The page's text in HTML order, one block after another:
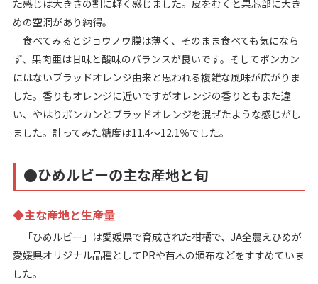
た感じは大きさの割に軽く感じました。皮をむくと果芯部に大き
めの空洞があり納得。
食べてみるとジョウノウ膜は薄く、そのまま食べても気になら
ず、果肉亜は甘味と酸味のバランスが良いです。そしてポンカン
にはないブラッドオレンジ由来と思われる複雑な風味が広がりま
した。香りもオレンジに近いですがオレンジの香りともまた違
い、やはりポンカンとブラッドオレンジを混ぜたような感じがし
ました。計ってみた糖度は11.4～12.1％でした。
●ひめルビーの主な産地と旬
◆主な産地と生産量
「ひめルビー」は愛媛県で育成された柑橘で、JA全農えひめが
愛媛県オリジナル品種としてPRや苗木の頒布などをすすめていま
した。